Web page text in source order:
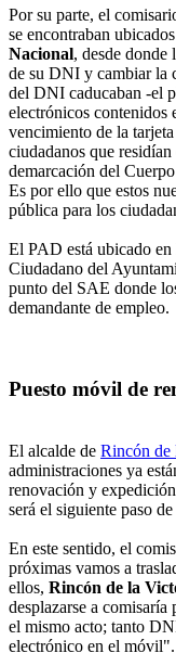
Por su parte, el
se encontraban
Nacional, desde donde
de su DNI y cambiar la
del DNI caducaban -el
electrónicos contenidos
vencimiento de la
ciudadanos que
demarcación del
Es por ello que estos
pública para los
El PAD está ubicado
Ciudadano del
punto del SAE donde
demandante de empleo.
Puesto móvil de
El alcalde de Rincón de
administraciones ya
renovación y
será el siguiente paso
En este sentido, el
próximas vamos a
ellos, Rincón de la
desplazarse a
el mismo acto; tanto
electrónico en el móvil".